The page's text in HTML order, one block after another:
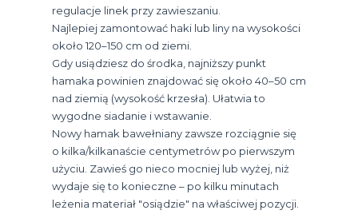
regulacje linek przy zawieszaniu.
Najlepiej zamontować haki lub liny na wysokości
około 120–150 cm od ziemi.
Gdy usiądziesz do środka, najniższy punkt
hamaka powinien znajdować się około 40–50 cm
nad ziemią (wysokość krzesła). Ułatwia to
wygodne siadanie i wstawanie.
Nowy hamak bawełniany zawsze rozciągnie się
o kilka/kilkanaście centymetrów po pierwszym
użyciu. Zawieś go nieco mocniej lub wyżej, niż
wydaje się to konieczne – po kilku minutach
leżenia materiał "osiądzie" na właściwej pozycji.